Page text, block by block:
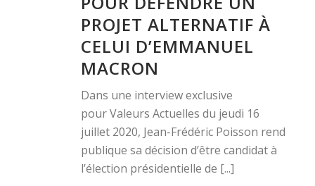
PROJET ALTERNATIF À
CELUI D’EMMANUEL
MACRON
Dans une interview exclusive
pour Valeurs Actuelles du jeudi 16
juillet 2020, Jean-Frédéric Poisson rend
publique sa décision d’être candidat à
l’élection présidentielle de [...]